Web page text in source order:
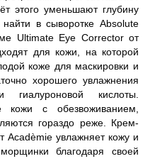
этого уменьшают глубину
найти всыворотке Absolute
Ultimate Eye Correctorот
для кожи, на которой
коже для маскировки и
хорошего увлажнения
кислоты.
кожи с обезвоживанием,
гораздо реже. Крем-
Acadèmie увлажняет кожу и
благодаря своей